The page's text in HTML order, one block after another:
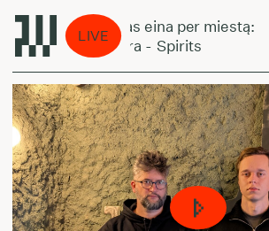
LIVE
Laikas eina per miestą:
Amara - Spirits